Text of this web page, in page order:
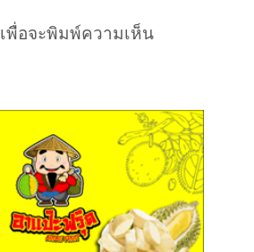
เพื่อจะพิมพ์ความเห็น